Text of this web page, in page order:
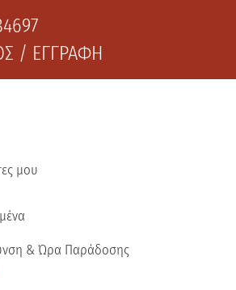
/ ΕΓΓΡΑΦΗ
μου
& Ώρα Παράδοσης